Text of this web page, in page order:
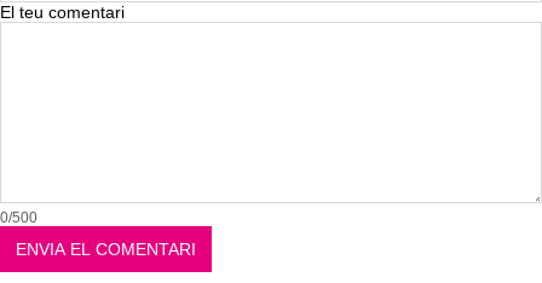
El teu comentari
0/500